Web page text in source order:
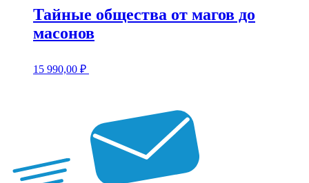
Тайные общества от магов до
масонов
15 990,00 ₽